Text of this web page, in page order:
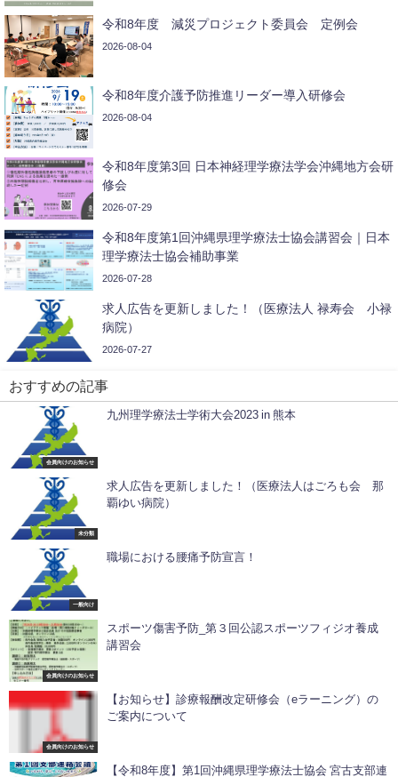
令和8年度 減災プロジェクト委員会 定例会
2026-08-04
令和8年度介護予防推進リーダー導入研修会
2026-08-04
令和8年度第3回 日本神経理学療法学会沖縄地方会研
修会
2026-07-29
令和8年度第1回沖縄県理学療法士協会講習会｜日本
理学療法士協会補助事業
2026-07-28
求人広告を更新しました！（医療法人 禄寿会 小禄
病院）
2026-07-27
おすすめの記事
会員向けのお知らせ
九州理学療法士学術大会2023 in 熊本
未分類
求人広告を更新しました！（医療法人はごろも会 那
覇ゆい病院）
一般向け
職場における腰痛予防宣言！
会員向けのお知らせ
スポーツ傷害予防_第３回公認スポーツフィジオ養成
講習会
会員向けのお知らせ
【お知らせ】診療報酬改定研修会（eラーニング）の
ご案内について
【令和8年度】第1回沖縄県理学療法士協会 宮古支部連